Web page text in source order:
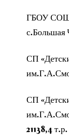
ГБОУ СОШ
с.Большая
СП
СП
21138,4 т.р.